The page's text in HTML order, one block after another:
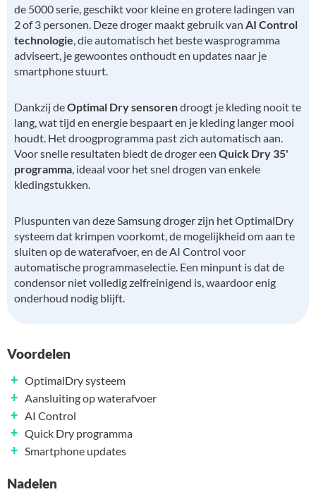
de 5000 serie, geschikt voor kleine en grotere ladingen van
2 of 3 personen. Deze droger maakt gebruik van AI Control
technologie, die automatisch het beste wasprogramma
adviseert, je gewoontes onthoudt en updates naar je
smartphone stuurt.
Dankzij deOptimal Dry sensorendroogt je kleding nooit te
lang, wat tijd en energie bespaart en je kleding langer mooi
houdt. Het droogprogramma past zich automatisch aan.
Voor snelle resultaten biedt de droger een Quick Dry 35'
programma, ideaal voor het snel drogen van enkele
kledingstukken.
Pluspunten van deze Samsung droger zijn het OptimalDry
systeem dat krimpen voorkomt, de mogelijkheid om aan te
sluiten op de waterafvoer, en de AI Control voor
automatische programmaselectie. Een minpunt is dat de
condensor niet volledig zelfreinigend is, waardoor enig
onderhoud nodig blijft.
Voordelen
+ OptimalDry systeem
+ Aansluiting op waterafvoer
+ AI Control
+ Quick Dry programma
+ Smartphone updates
Nadelen